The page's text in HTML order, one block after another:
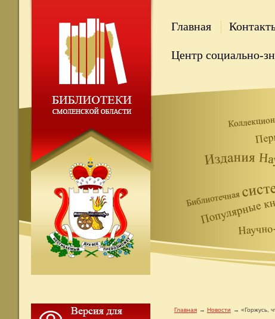
Главная
Центр социально-
Главная Новости «Горжусь,